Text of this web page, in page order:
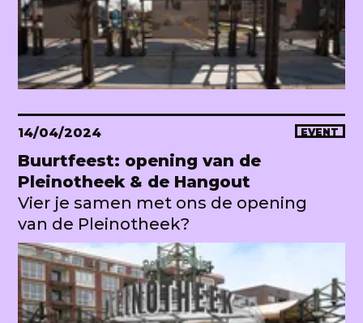
14/04/2024 EVENT
Buurtfeest: opening van de
Pleinotheek & de Hangout
Vier je samen met ons de opening
van de Pleinotheek?